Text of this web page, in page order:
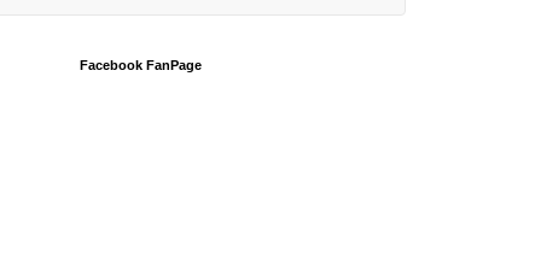
Facebook FanPage